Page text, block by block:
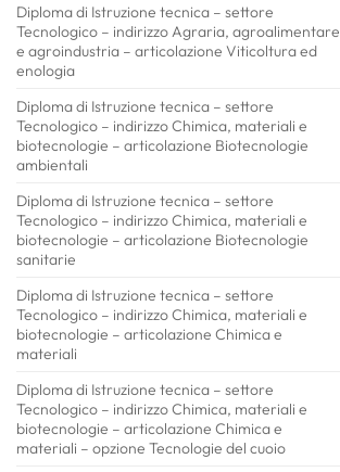
Diploma di Istruzione tecnica – settore
Tecnologico – indirizzo Agraria, agroalimentare
e agroindustria – articolazione Viticoltura ed
enologia
Diploma di Istruzione tecnica – settore
Tecnologico – indirizzo Chimica, materiali e
biotecnologie – articolazione Biotecnologie
ambientali
Diploma di Istruzione tecnica – settore
Tecnologico – indirizzo Chimica, materiali e
biotecnologie – articolazione Biotecnologie
sanitarie
Diploma di Istruzione tecnica – settore
Tecnologico – indirizzo Chimica, materiali e
biotecnologie – articolazione Chimica e
materiali
Diploma di Istruzione tecnica – settore
Tecnologico – indirizzo Chimica, materiali e
biotecnologie – articolazione Chimica e
materiali – opzione Tecnologie del cuoio